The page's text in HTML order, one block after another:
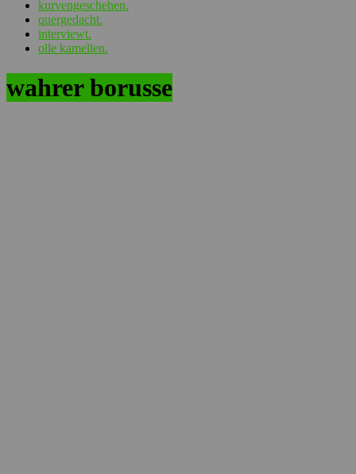
kurvengeschehen.
quergedacht.
interviewt.
olle kamellen.
wahrer borusse